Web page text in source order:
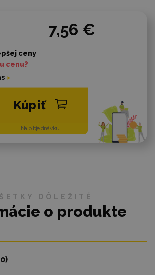
7,56 €
Na objednávku
Kúpiť
ceny
cenu?
DÔLEŽITÉ
o produkte